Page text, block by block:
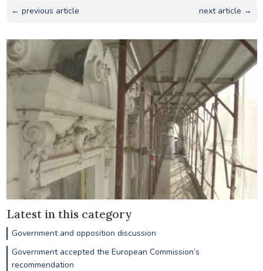
← previous article next article →
Latest in this category
Government and opposition discussion
Government accepted the European Commission’s
recommendation